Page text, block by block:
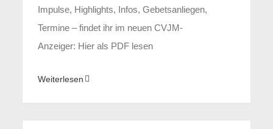
Impulse, Highlights, Infos, Gebetsanliegen,
Termine – findet ihr im neuen CVJM-
Anzeiger: Hier als PDF lesen
Weiterlesen